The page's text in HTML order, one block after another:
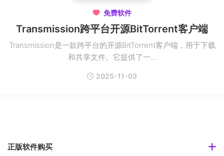
 免费软件
Transmission跨平台开源BitTorrent客户端
Transmission是一款跨平台的开源BitTorrent客户端，用于下载
和共享文件。它提供了一...
2025-11-03
正版软件购买